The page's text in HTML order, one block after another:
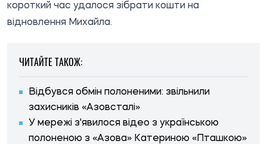
короткий час удалося зібрати кошти на
відновлення Михайла.
ЧИТАЙТЕ ТАКОЖ:
Відбувся обмін полоненими: звільнили
захисників «Азовсталі»
У мережі з'явилося відео з українською
полоненою з «Азова» Катериною «Пташкою»